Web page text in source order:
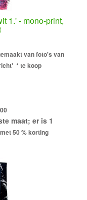
1.' - mono-print,
van foto's van
* te koop
maat; er is 1
50 % korting